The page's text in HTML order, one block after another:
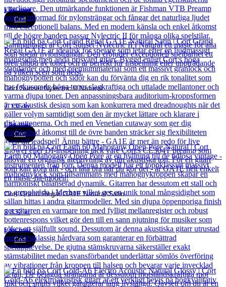
Läs mer
Cort
Cort Sunset Nylectric II Natural
7 135kr
Läs mer
Cort
Cort Grand Regal GA1E Natural Satin
3 832kr
Läs mer
Cort